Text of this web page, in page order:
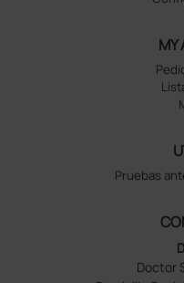
MY
Pruebas
Doctor